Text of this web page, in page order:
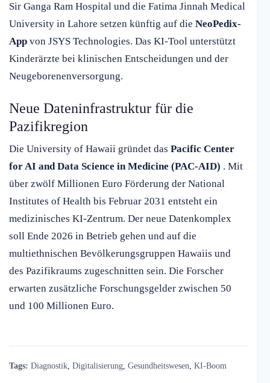
Sir Ganga Ram Hospital und die Fatima Jinnah Medical
University in Lahore setzen künftig auf die NeoPedix-
App von JSYS Technologies. Das KI-Tool unterstützt
Kinderärzte bei klinischen Entscheidungen und der
Neugeborenenversorgung.
Neue Dateninfrastruktur für die
Pazifikregion
Die University of Hawaii gründet das Pacific Center
for AI and Data Science in Medicine (PAC-AID) . Mit
über zwölf Millionen Euro Förderung der National
Institutes of Health bis Februar 2031 entsteht ein
medizinisches KI-Zentrum. Der neue Datenkomplex
soll Ende 2026 in Betrieb gehen und auf die
multiethnischen Bevölkerungsgruppen Hawaiis und
des Pazifikraums zugeschnitten sein. Die Forscher
erwarten zusätzliche Forschungsgelder zwischen 50
und 100 Millionen Euro.
Tags: Diagnostik Digitalisierung Gesundheitswesen KI-Boom